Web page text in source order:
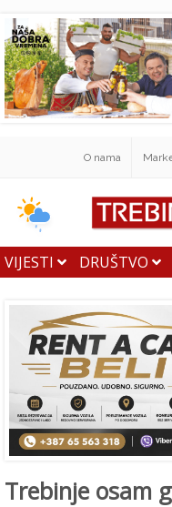
O nama
VIJESTI DRUŠTVO
Trebinje osam